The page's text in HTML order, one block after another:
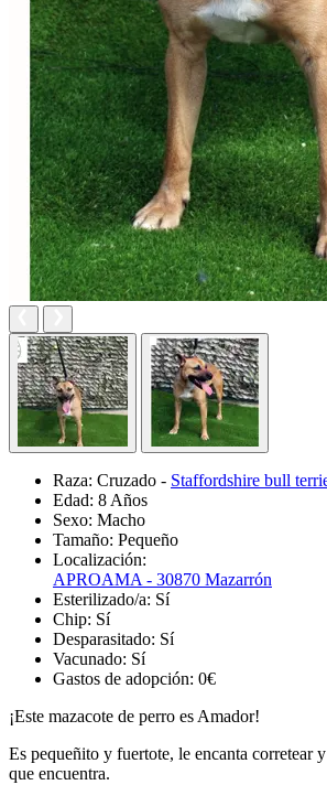
Raza: Cruzado - Staffordshire bull
Edad: 8 Años
Sexo: Macho
Tamaño: Pequeño
Localización:
APROAMA - 30870 Mazarrón
Esterilizado/a: Sí
Chip: Sí
Desparasitado: Sí
Vacunado: Sí
Gastos de adopción: 0€
¡Este mazacote de perro es Amador!
Es pequeñito y fuertote, le encanta corretear
que encuentra.